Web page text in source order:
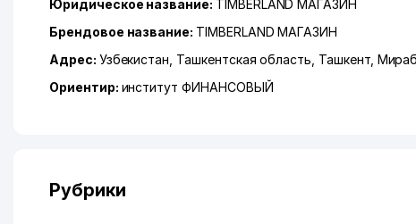
Юридическое название: TIMBERLAND МАГАЗИН
Брендовое название: TIMBERLAND МАГАЗИН
Адрес: Узбекистан, Ташкентская область Ташкент,
Ориентир: институт ФИНАНСОВЫЙ
Рубрики